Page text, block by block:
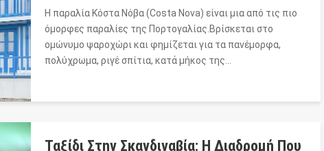
Η παραλία Κόστα Νόβα (Costa Nova) είναι μια από τις πιο
όμορφες παραλίες της Πορτογαλίας.Βρίσκεται στο
ομώνυμο ψαροχώρι και φημίζεται για τα πανέμορφα,
πολύχρωμα, ριγέ σπίτια, κατά μήκος της…
Ταξίδι Στην Σκανδιναβία: Η Διαδρομή Που